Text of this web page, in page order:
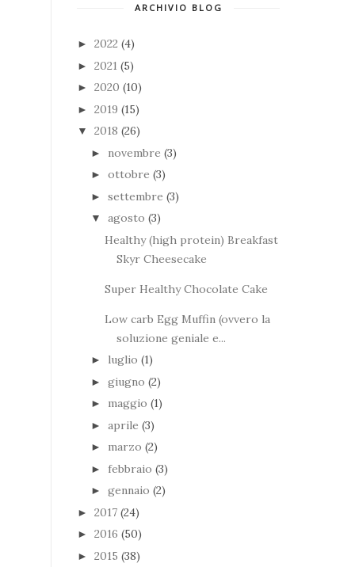
ARCHIVIO BLOG
► 2022 (4)
► 2021 (5)
► 2020 (10)
► 2019 (15)
▼ 2018 (26)
► novembre (3)
► ottobre (3)
► settembre (3)
▼ agosto (3)
Healthy (high protein) Breakfast
Skyr Cheesecake
Super Healthy Chocolate Cake
Low carb Egg Muffin (ovvero la
soluzione geniale e...
► luglio (1)
► giugno (2)
► maggio (1)
► aprile (3)
► marzo (2)
► febbraio (3)
► gennaio (2)
► 2017 (24)
► 2016 (50)
► 2015 (38)